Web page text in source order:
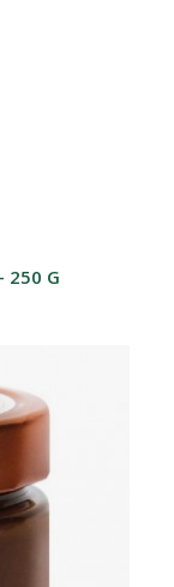
250 G